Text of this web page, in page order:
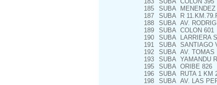
185
SUBA
187
SUBA R
188
SUBA AV.
189
SUBA COLON 601
190
SUBA LARRIERA
191
SUBA SANTIAGO
192
SUBA AV. TOMAS
193
SUBA YAMANDU
195
SUBA ORIBE 826
196
SUBA RUTA 1 KM
198
SUBA AV. LAS